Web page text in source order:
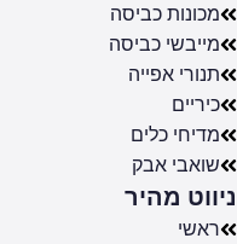
מכונות כביסה
מייבשי כביסה
תנורי אפייה
כיריים
מדיחי כלים
שואבי אבק
ניווט מהיר
ראשי